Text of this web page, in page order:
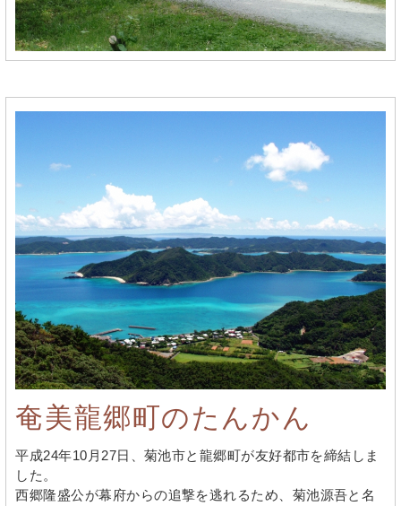
奄美龍郷町のたんかん
平成24年10月27日、菊池市と龍郷町が友好都市を締結しま
した。
西郷隆盛公が幕府からの追撃を逃れるため、菊池源吾と名